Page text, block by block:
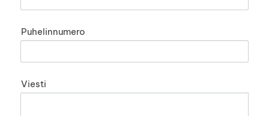
Puhelinnumero
Viesti